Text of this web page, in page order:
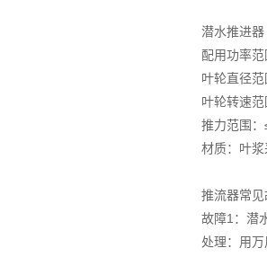
潜水推进
配用功率
叶轮直径
叶轮转速
推力范围
材质：叶
推流器常
故障1：潜
处理：用